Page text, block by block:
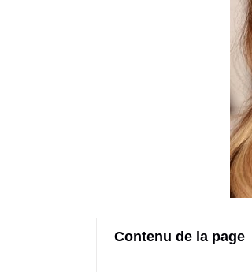
Contenu de la page